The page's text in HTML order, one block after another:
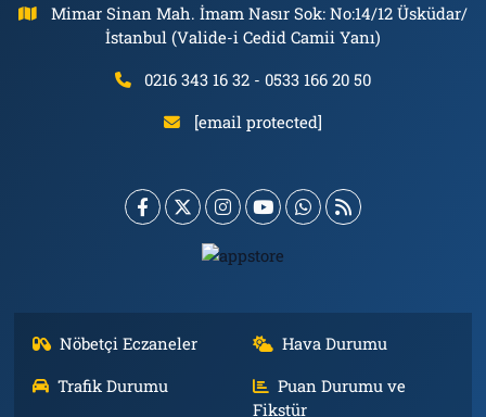
Mimar Sinan Mah. İmam Nasır Sok: No:14/12 Üsküdar/
İstanbul (Valide-i Cedid Camii Yanı)
0216 343 16 32 - 0533 166 20 50
[email protected]
Nöbetçi Eczaneler
Hava Durumu
Trafik Durumu
Puan Durumu ve
Fikstür